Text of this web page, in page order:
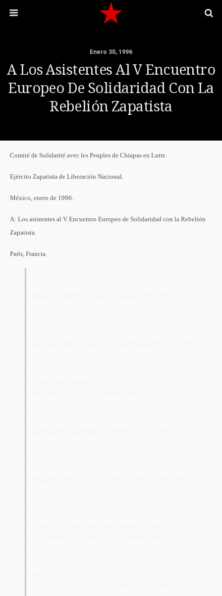
Enero 30, 1996
A Los Asistentes Al V Encuentro
Europeo De Solidaridad Con La
Rebelión Zapatista
Comité de Solidarité avec les Peuples de Chiapas en Lutte.
Ejército Zapatista de Liberación Nacional.
México, enero de 1996.
A: Los asistentes al V Encuentro Europeo de Solidaridad con la Rebelión
Zapatista.
París, Francia.